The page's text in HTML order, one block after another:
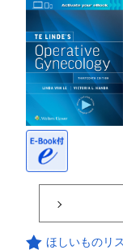
ほしいものリ